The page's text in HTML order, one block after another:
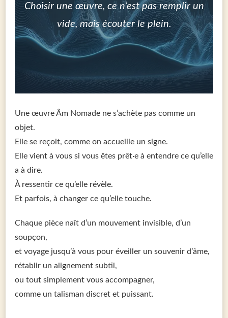
Choisir une œuvre, ce n’est pas remplir un
vide, mais écouter le plein.
Une œuvre Âm Nomade ne s’achète pas comme un
objet.
Elle se reçoit, comme on accueille un signe.
Elle vient à vous si vous êtes prêt·e à entendre ce qu’elle
a à dire.
À ressentir ce qu’elle révèle.
Et parfois, à changer ce qu’elle touche.
Chaque pièce naît d’un mouvement invisible, d’un
soupçon,
et voyage jusqu’à vous pour éveiller un souvenir d’âme,
rétablir un alignement subtil,
ou tout simplement vous accompagner,
comme un talisman discret et puissant.